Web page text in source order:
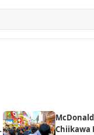
Chiikawa